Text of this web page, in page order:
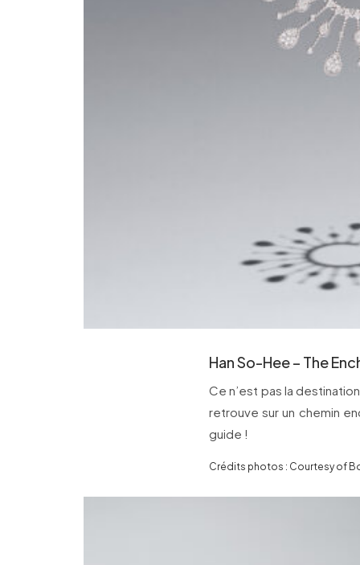
Han So-Hee – The
Ce n’est pas la
retrouve sur un chemin
guide !
Crédits photos : Courtesy of